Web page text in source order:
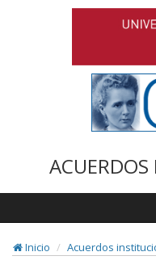
Inicio
Acuerdos